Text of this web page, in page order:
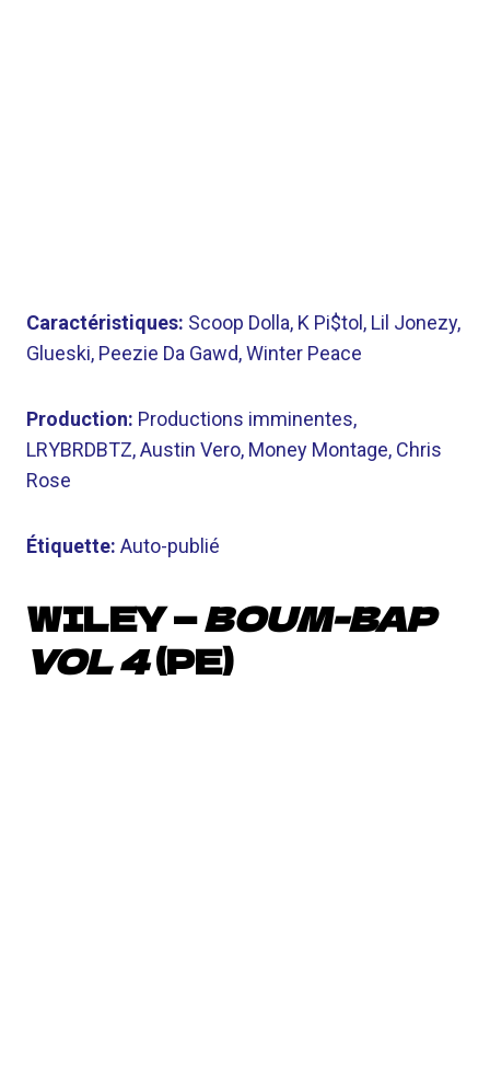
Caractéristiques: Scoop Dolla, K Pi$tol, Lil Jonezy,
Glueski, Peezie Da Gawd, Winter Peace
Production: Productions imminentes,
LRYBRDBTZ, Austin Vero, Money Montage, Chris
Rose
Étiquette: Auto-publié
WILEY —BOUM-BAP
VOL 4(PE)